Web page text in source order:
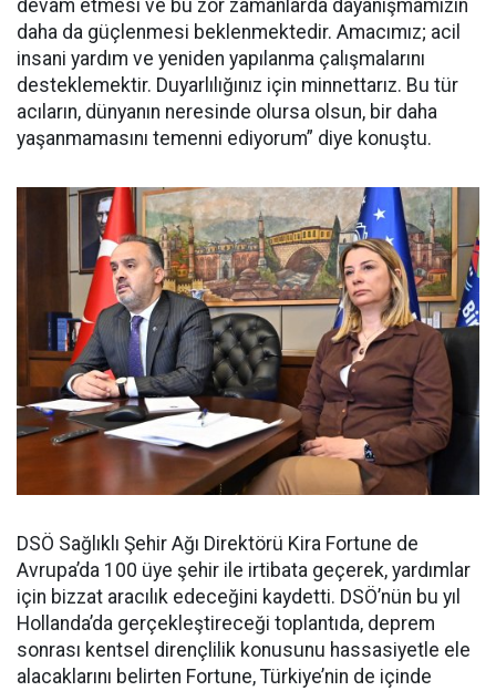
devam etmesi ve bu zor zamanlarda dayanışmamızın
daha da güçlenmesi beklenmektedir. Amacımız; acil
insani yardım ve yeniden yapılanma çalışmalarını
desteklemektir. Duyarlılığınız için minnettarız. Bu tür
acıların, dünyanın neresinde olursa olsun, bir daha
yaşanmamasını temenni ediyorum” diye konuştu.
DSÖ Sağlıklı Şehir Ağı Direktörü Kira Fortune de
Avrupa’da 100 üye şehir ile irtibata geçerek, yardımlar
için bizzat aracılık edeceğini kaydetti. DSÖ’nün bu yıl
Hollanda’da gerçekleştireceği toplantıda, deprem
sonrası kentsel dirençlilik konusunu hassasiyetle ele
alacaklarını belirten Fortune, Türkiye’nin de içinde